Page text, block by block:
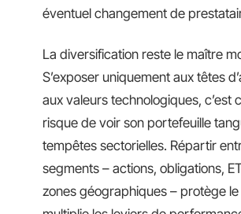
éventuel changement de
La diversification reste le maître
S’exposer uniquement aux têtes
aux valeurs technologiques, c’est
risque de voir son portefeuille
tempêtes sectorielles. Répartir
segments – actions, obligations,
zones géographiques – protège